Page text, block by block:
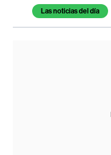
Las noticias del día